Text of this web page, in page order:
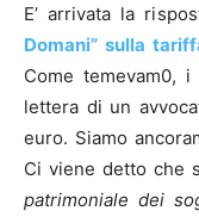
E’ arrivata la
Domani” sulla
Come temevam0,
lettera di un
euro. Siamo
Ci viene detto che
patrimoniale dei